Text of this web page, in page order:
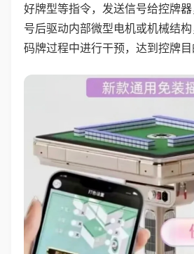
好牌型等指令，发送信号给控牌
号后驱动内部微型电机或机械结构
码牌过程中进行干预，达到控牌目